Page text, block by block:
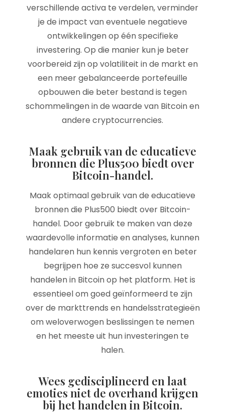
verschillende activa te verdelen, verminder
je de impact van eventuele negatieve
ontwikkelingen op één specifieke
investering. Op die manier kun je beter
voorbereid zijn op volatiliteit in de markt en
een meer gebalanceerde portefeuille
opbouwen die beter bestand is tegen
schommelingen in de waarde van Bitcoin en
andere cryptocurrencies.
Maak gebruik van de educatieve
bronnen die Plus500 biedt over
Bitcoin-handel.
Maak optimaal gebruik van de educatieve
bronnen die Plus500 biedt over Bitcoin-
handel. Door gebruik te maken van deze
waardevolle informatie en analyses, kunnen
handelaren hun kennis vergroten en beter
begrijpen hoe ze succesvol kunnen
handelen in Bitcoin op het platform. Het is
essentieel om goed geïnformeerd te zijn
over de markttrends en handelsstrategieën
om weloverwogen beslissingen te nemen
en het meeste uit hun investeringen te
halen.
Wees gedisciplineerd en laat
emoties niet de overhand krijgen
bij het handelen in Bitcoin.